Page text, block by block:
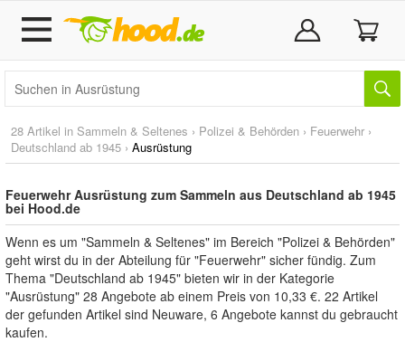
28 Artikel in Sammeln & Seltenes › Polizei & Behörden › Feuerwehr ›
Deutschland ab 1945 › Ausrüstung
Feuerwehr Ausrüstung zum Sammeln aus Deutschland ab 1945
bei Hood.de
Wenn es um "Sammeln & Seltenes" im Bereich "Polizei & Behörden"
geht wirst du in der Abteilung für "Feuerwehr" sicher fündig. Zum
Thema "Deutschland ab 1945" bieten wir in der Kategorie
"Ausrüstung" 28 Angebote ab einem Preis von 10,33 €. 22 Artikel
der gefunden Artikel sind Neuware, 6 Angebote kannst du gebraucht
kaufen.